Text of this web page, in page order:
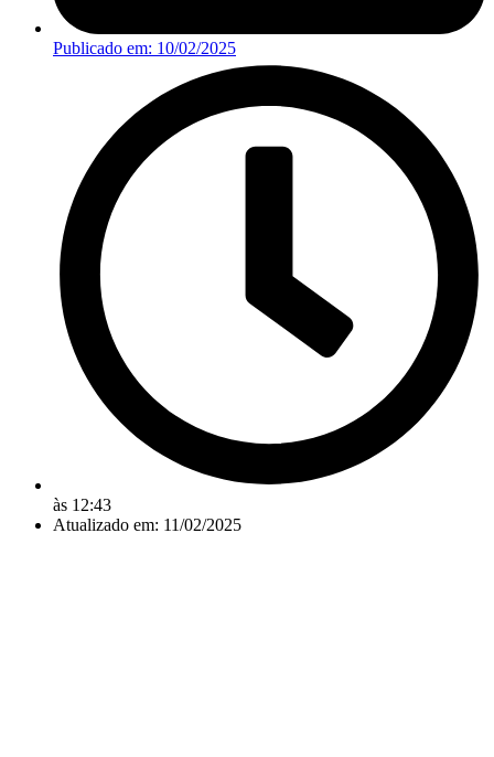
Publicado em: 10/02/2025
às 12:43
Atualizado em: 11/02/2025